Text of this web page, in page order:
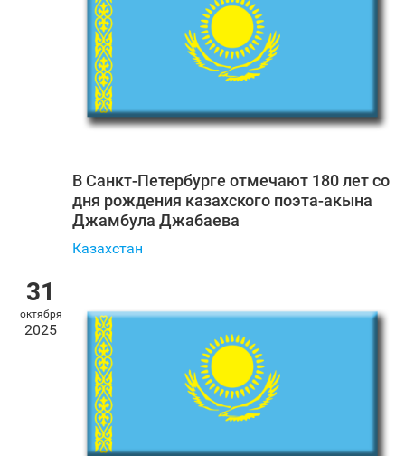
В Санкт‑Петербурге отмечают 180 лет со
дня рождения казахского поэта-акына
Джамбула Джабаева
Казахстан
31
октября
2025